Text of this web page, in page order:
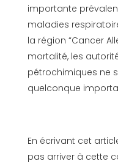
importante
maladies
la région “Cancer
mortalité, les
pétrochimiques ne
quelconque
En écrivant cet
pas arriver à cette